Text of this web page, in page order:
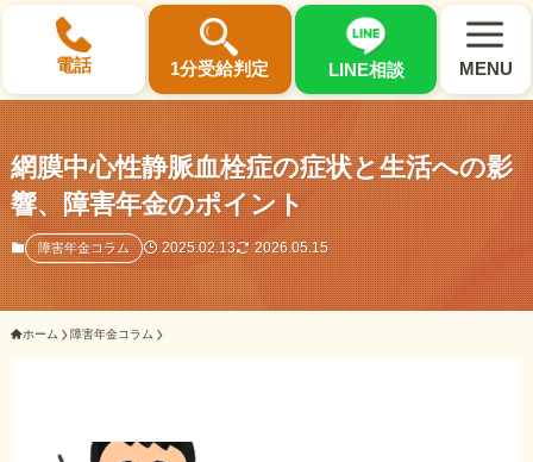
電話 1分受給判定 LINE相談 MENU
×
選ばれる3つの理由
初回相談料0円・受給後報酬型
サポート料金について
ご相談事例をみる
網膜中心性静脈血栓症の症状と生活への影
響、障害年金のポイント
障害年金コラム 2025.02.13 2026.05.15
ホーム 障害年金コラム